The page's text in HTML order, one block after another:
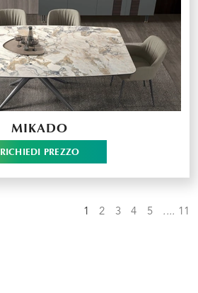
MIKADO
RICHIEDI PREZZO
1 2 3 4 5 .... 11